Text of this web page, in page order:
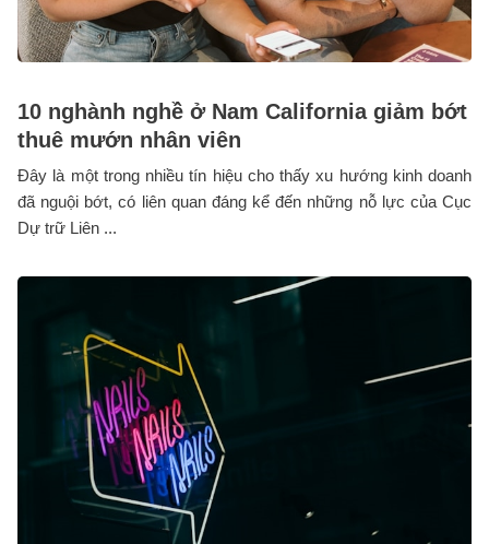
10 nghành nghề ở Nam California giảm bớt
thuê mướn nhân viên
Đây là một trong nhiều tín hiệu cho thấy xu hướng kinh doanh
đã nguội bớt, có liên quan đáng kể đến những nỗ lực của Cục
Dự trữ Liên ...